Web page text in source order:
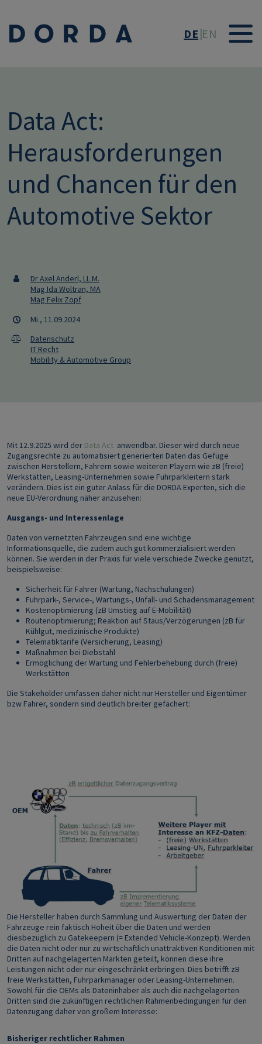
DE EN
Data Act:
Herausforderungen
und Chancen für den
Automotive Sektor
Dr Axel Anderl, LL.M.
Mag Ida Woltran, MA
Mag Felix Zopf
Mi., 11.09.2024
Datenschutz
IT Recht
Mobility & Automotive Group
Mit 12.9.2025 wird der Data Act anwendbar. Dieser wird durch neue
Zugangsrechte zu automatisiert generierten Daten das Gefüge
zwischen Herstellern, Fahrern sowie weiteren Playern wie zB (freie)
Werkstätten, Leasing-Unternehmen sowie Fuhrparkleitern stark
verändern. Dies ist ein guter Anlass für die DORDA Experten, sich die
neue EU-Verordnung näher anzusehen:
Ausgangs- und Interessenlage
Daten von vernetzten Fahrzeugen sind eine wichtige
Informationsquelle, die zudem auch gut kommerzialisiert werden
können. Sie werden in der Praxis für viele verschiede Zwecke genutzt,
beispielsweise:
Sicherheit für Fahrer (Wartung, Nachschulungen)
Fuhrpark-, Service-, Wartungs-, Unfall- und Schadensmanagement
Kostenoptimierung (zB Umstieg auf E-Mobilität)
Routenoptimierung; Reaktion auf Staus/Verzögerungen (zB für
Kühlgut, medizinische Produkte)
Telematiktarife (Versicherung, Leasing)
Maßnahmen bei Diebstahl
Ermöglichung der Wartung und Fehlerbehebung durch (freie)
Werkstätten
Die Stakeholder umfassen daher nicht nur Hersteller und Eigentümer
bzw Fahrer, sondern sind deutlich breiter gefächert:
Die Hersteller haben durch Sammlung und Auswertung der Daten der
Fahrzeuge rein faktisch Hoheit über die Daten und werden
diesbezüglich zu Gatekeepern (= Extended Vehicle-Konzept). Werden
die Daten nicht oder nur zu wirtschaftlich unattraktiven Konditionen mit
Dritten auf nachgelagerten Märkten geteilt, können diese ihre
Leistungen nicht oder nur eingeschränkt erbringen. Dies betrifft zB
freie Werkstätten, Fuhrparkmanager oder Leasing-Unternehmen.
Sowohl für die OEMs als Dateninhaber als auch die nachgelagerten
Dritten sind die zukünftigen rechtlichen Rahmenbedingungen für den
Datenzugang daher von großem Interesse:
Bisheriger rechtlicher Rahmen